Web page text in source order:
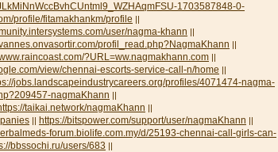
1703587848-0-
profile/fitamakhankm/profile ||
user/nagma-khann ||
profil_read.php?NagmaKhann ||
?URL=ww.nagmakhann.com ||
view/chennai-escorts-service-call-n/home ||
jobs.landscapeindustrycareers.org/profiles/4071474-nagma-
nagmaKhann ||
taikai.network/nagmaKhann ||
|| https://bitspower.com/support/user/nagmaKhann ||
forum.biolife.com.my/d/25193-chennai-call-girls-can-
bbssochi.ru/users/683 ||